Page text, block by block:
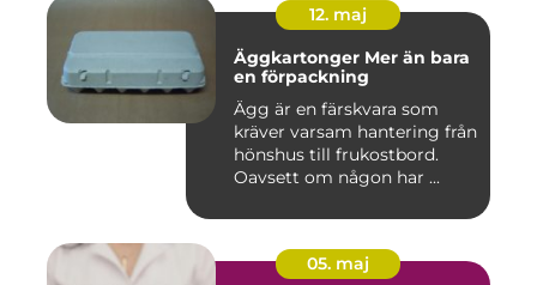
12. maj
Äggkartonger Mer än bara
en förpackning
Ägg är en färskvara som
kräver varsam hantering från
hönshus till frukostbord.
Oavsett om någon har ...
05. maj